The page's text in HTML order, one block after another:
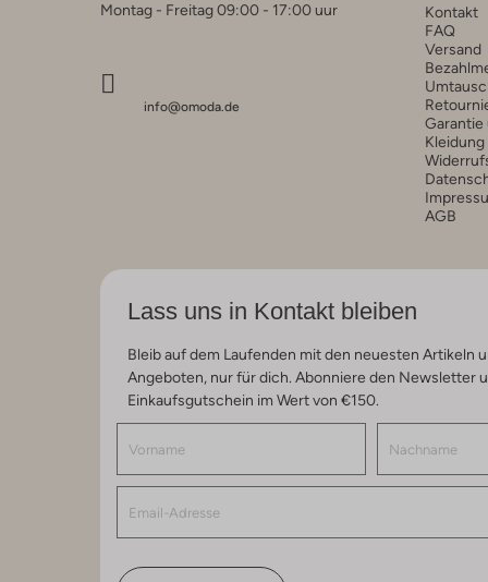
Montag - Freitag 09:00 - 17:00 uur
info@omoda.de
Kontakt
FAQ
Versand
Garantie
AGB
Lass uns in Kontakt bleiben
Bleib auf dem Laufenden mit den neuesten Artikeln
Angeboten, nur für dich. Abonniere den Newsletter
Einkaufsgutschein im Wert von €150.